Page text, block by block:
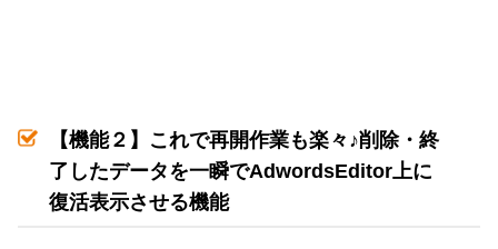
【機能２】これで再開作業も楽々♪削除・終
了したデータを一瞬でAdwordsEditor 上に
復活表示させる機能